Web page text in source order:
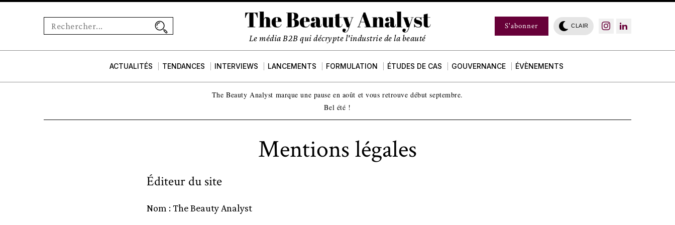
Le média B2B qui décrypte l'industrie de la beauté
S'abonner CLAIR
ACTUALITÉS TENDANCES INTERVIEWS LANCEMENTS FORMULATION ÉTUDES DE CAS GOUVERNANCE ÉVÈNEMENTS
The Beauty Analyst marque une pause en août et vous retrouve début septembre.
Bel été !
Mentions légales
Éditeur du site
Nom : The Beauty Analyst